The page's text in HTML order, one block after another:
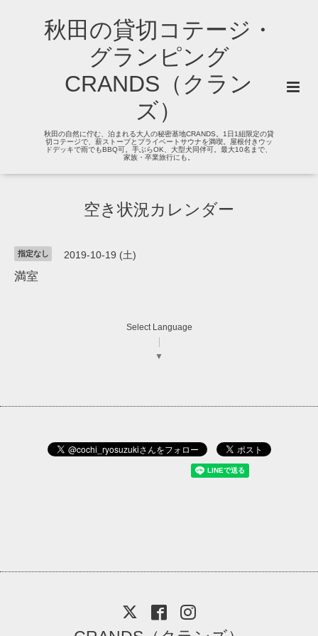
秋田の貸切コテージ・
グランピング
CRANDS（クラン
ズ）
秋田の自然に佇む、泊まれる大人の秘密基地CRANDS。1日1組限定の貸
切コテージで、薪ストーブとプライベートサウナを満喫。屋根付きウッ
ドデッキで雨でもBBQ可。手ぶらOK、大型犬同伴可。最大10名まで、
家族・卒業旅行にも。
空き状況カレンダー
指定なし 2019-10-19 (土)
満室
Select Language
▼